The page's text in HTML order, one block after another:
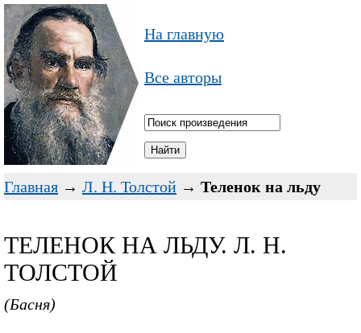
На главную
Все авторы
Главная → Л. Н. Толстой → Теленок на льду
ТЕЛЕНОК НА ЛЬДУ. Л. Н.
ТОЛСТОЙ
(Басня)